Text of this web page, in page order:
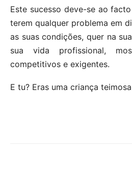
Este sucesso deve-se ao
terem qualquer problema em
as suas condições, quer na
sua vida profissional,
competitivos e exigentes.
E tu? Eras uma criança